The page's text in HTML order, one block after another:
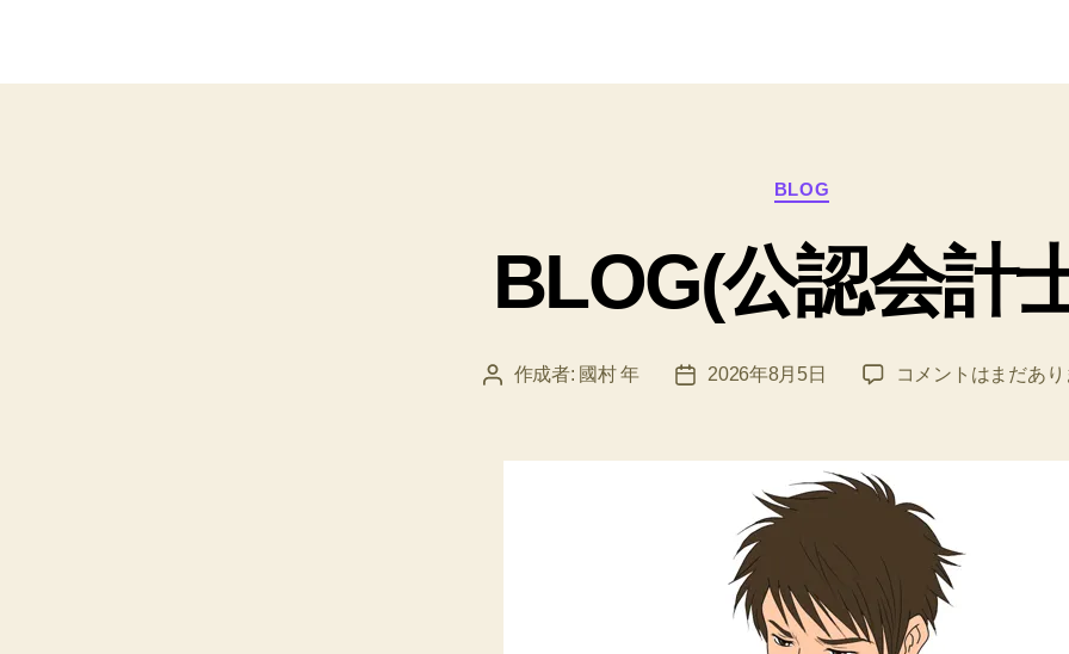
カ
テ
リ
ー
BLOG
BLOG(公認会計
投 作成者: 國村 年
投
2026年8月5日
BLOG(公
計
へ
コメントはまだあ